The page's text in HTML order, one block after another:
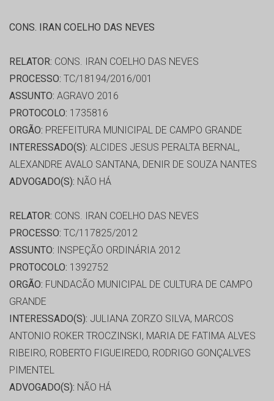
CONS. IRAN COELHO DAS NEVES
RELATOR: CONS. IRAN COELHO DAS NEVES
PROCESSO: TC/18194/2016/001
ASSUNTO: AGRAVO 2016
PROTOCOLO: 1735816
ORGÃO: PREFEITURA MUNICIPAL DE CAMPO GRANDE
INTERESSADO(S): ALCIDES JESUS PERALTA BERNAL,
ALEXANDRE AVALO SANTANA, DENIR DE SOUZA NANTES
ADVOGADO(S): NÃO HÁ
RELATOR: CONS. IRAN COELHO DAS NEVES
PROCESSO: TC/117825/2012
ASSUNTO: INSPEÇÃO ORDINÁRIA 2012
PROTOCOLO: 1392752
ORGÃO: FUNDACÃO MUNICIPAL DE CULTURA DE CAMPO
GRANDE
INTERESSADO(S): JULIANA ZORZO SILVA, MARCOS
ANTONIO ROKER TROCZINSKI, MARIA DE FATIMA ALVES
RIBEIRO, ROBERTO FIGUEIREDO, RODRIGO GONÇALVES
PIMENTEL
ADVOGADO(S): NÃO HÁ